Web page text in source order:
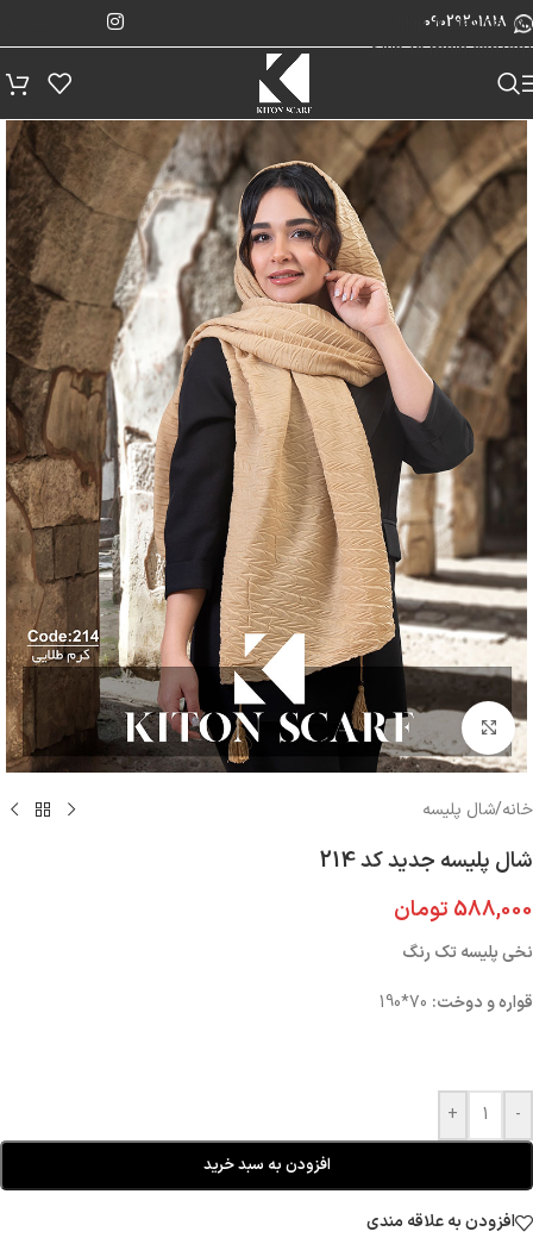
Skip to navigation
Skip to main content
09029201818
بزرگنمایی تصویر
خانه/شال پلیسه
شال پلیسه جدید کد 214
588,000 تومان
نخی پلیسه تک رنگ
قواره و دوخت:
-
+
افزودن به سبد خرید
افزودن به علاقه مندی